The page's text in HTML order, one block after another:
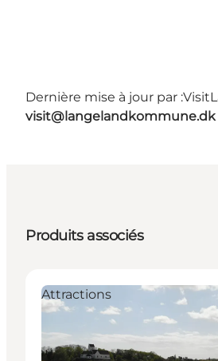
Dernière mise à jour par :
visit@langelandkommune.dk
Produits associés
Attractions